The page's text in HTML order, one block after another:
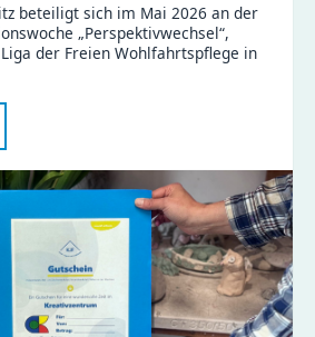
beteiligt sich im Mai 2026 an der
„Perspektivwechsel“,
der Freien Wohlfahrtspflege in